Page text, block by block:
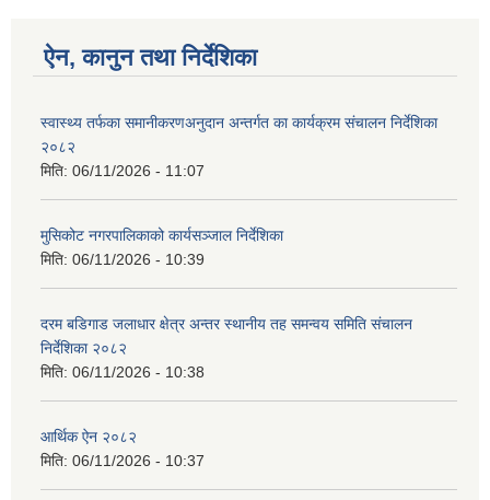
ऐन, कानुन तथा निर्देशिका
स्वास्थ्य तर्फका समानीकरणअनुदान अन्तर्गत का कार्यक्रम संचालन निर्देशिका
२०८२
मिति: 06/11/2026 - 11:07
मुसिकोट नगरपालिकाको कार्यसञ्जाल निर्देशिका
मिति: 06/11/2026 - 10:39
दरम बडिगाड जलाधार क्षेत्र अन्तर स्थानीय तह समन्वय समिति संचालन
निर्देशिका २०८२
मिति: 06/11/2026 - 10:38
आर्थिक ऐन २०८२
मिति: 06/11/2026 - 10:37